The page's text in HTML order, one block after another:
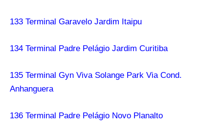
133 Terminal Garavelo Jardim Itaipu
134 Terminal Padre Pelágio Jardim Curitiba
135 Terminal Gyn Viva Solange Park Via Cond.
Anhanguera
136 Terminal Padre Pelágio Novo Planalto